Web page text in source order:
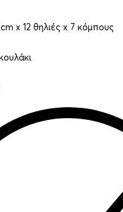
x 12 θηλιές x 7 κόμπους